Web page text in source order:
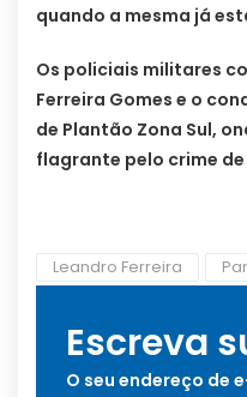
quando a mesma já
Os policiais militares
Ferreira Gomes e o
de Plantão Zona Sul,
flagrante pelo crime
Leandro Ferreira
Escreva
O seu endereço de